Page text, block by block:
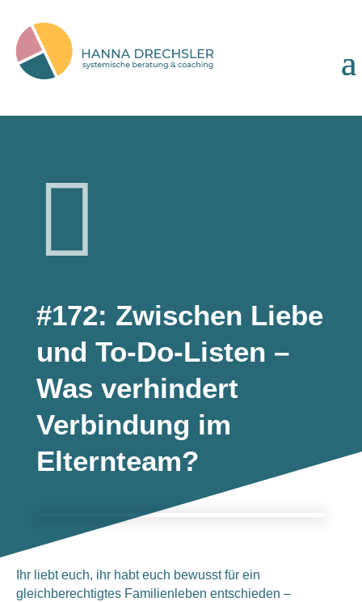

#172: Zwischen Liebe
und To-Do-Listen –
Was verhindert
Verbindung im
Elternteam?
Ihr liebt euch, ihr habt euch bewusst für ein
gleichberechtigtes Familienleben entschieden –